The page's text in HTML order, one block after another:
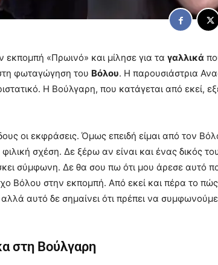
εκπομπή «Πρωινό» και μίλησε για τα γαλλικά
φωταγώγηση του Βόλου. Η παρουσιάστρια
Η Βούλγαρη, που κατάγεται από εκεί,
οι εκφράσεις. Όμως επειδή είμαι από τον
σχέση. Δε ξέρω αν είναι και ένας δικός
σύμφωνη. Δε θα σου πω ότι μου άρεσε αυτό
Βόλου στην εκπομπή. Από εκεί και πέρα το
αυτό δε σημαίνει ότι πρέπει να συμφωνούμε
στη Βούλγαρη